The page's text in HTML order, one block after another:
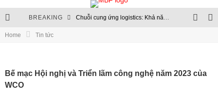
BREAKING Chuỗi cung ứng logistics: Khả năng chống chịu trở thành chuẩn mực mới
Cập nhật quy định quản lý ngoại thương và hạn ngạch nhập khẩu
Home Tin tức
Bế mạc Hội nghị và Triển lãm công nghệ năm 2023 của
WCO